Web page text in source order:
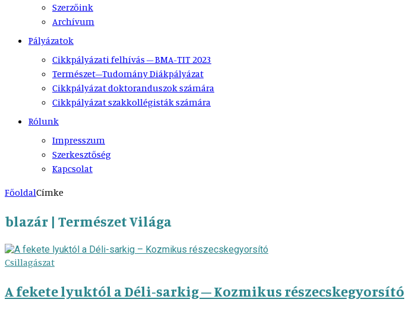
Szerzőink
Archívum
Pályázatok
Cikkpályázati felhívás – BMA-TIT 2023
Természet–Tudomány Diákpályázat
Cikkpályázat doktoranduszok számára
Cikkpályázat szakkollégisták számára
Rólunk
Impresszum
Szerkesztőség
Kapcsolat
FőoldalCímke
blazár | Természet Világa
Csillagászat
A fekete lyuktól a Déli-sarkig – Kozmikus részecskegyorsító